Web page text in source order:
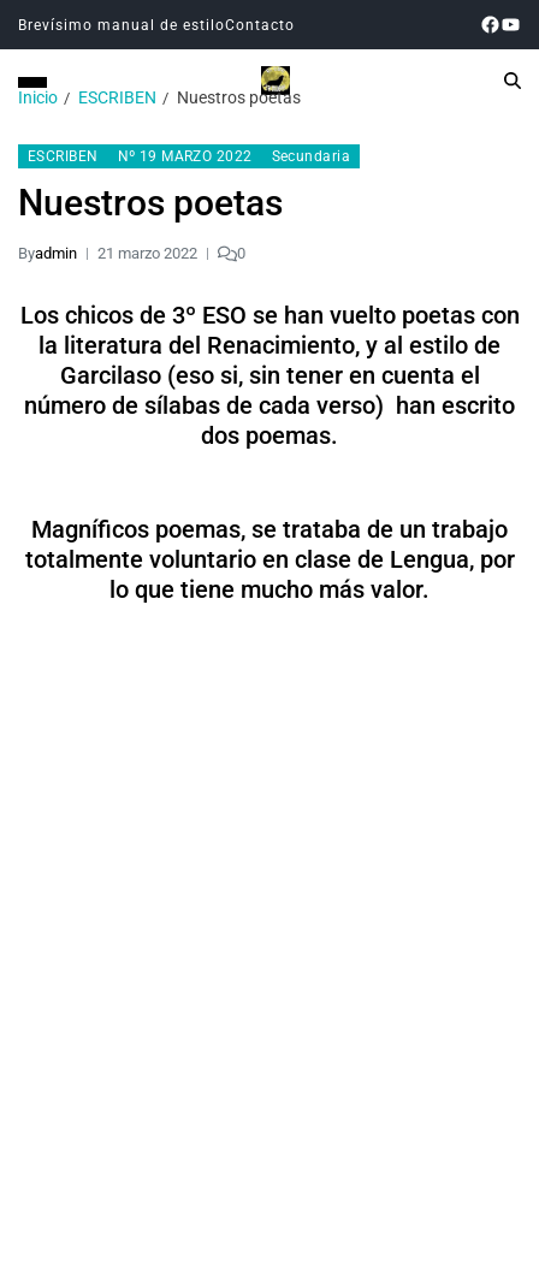
Brevísimo manual de estiloContacto
Inicio ESCRIBEN Nuestros poetas
ESCRIBEN Nº 19 MARZO 2022 Secundaria
Nuestros poetas
Byadmin 21 marzo 2022 0
Los chicos de 3º ESO se han vuelto poetas con
la literatura del Renacimiento, y al estilo de
Garcilaso (eso si, sin tener en cuenta el
número de sílabas de cada verso) han escrito
dos poemas.
Magníficos poemas, se trataba de un trabajo
totalmente voluntario en clase de Lengua, por
lo que tiene mucho más valor.